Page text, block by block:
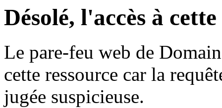
Désolé, l'accès à
Le pare-feu web de
cette ressource car la
jugée suspicieuse.